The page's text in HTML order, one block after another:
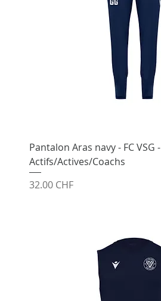
Pantalon Aras navy - FC VSG -
Actifs/Actives/Coachs
Prix
32.00 CHF